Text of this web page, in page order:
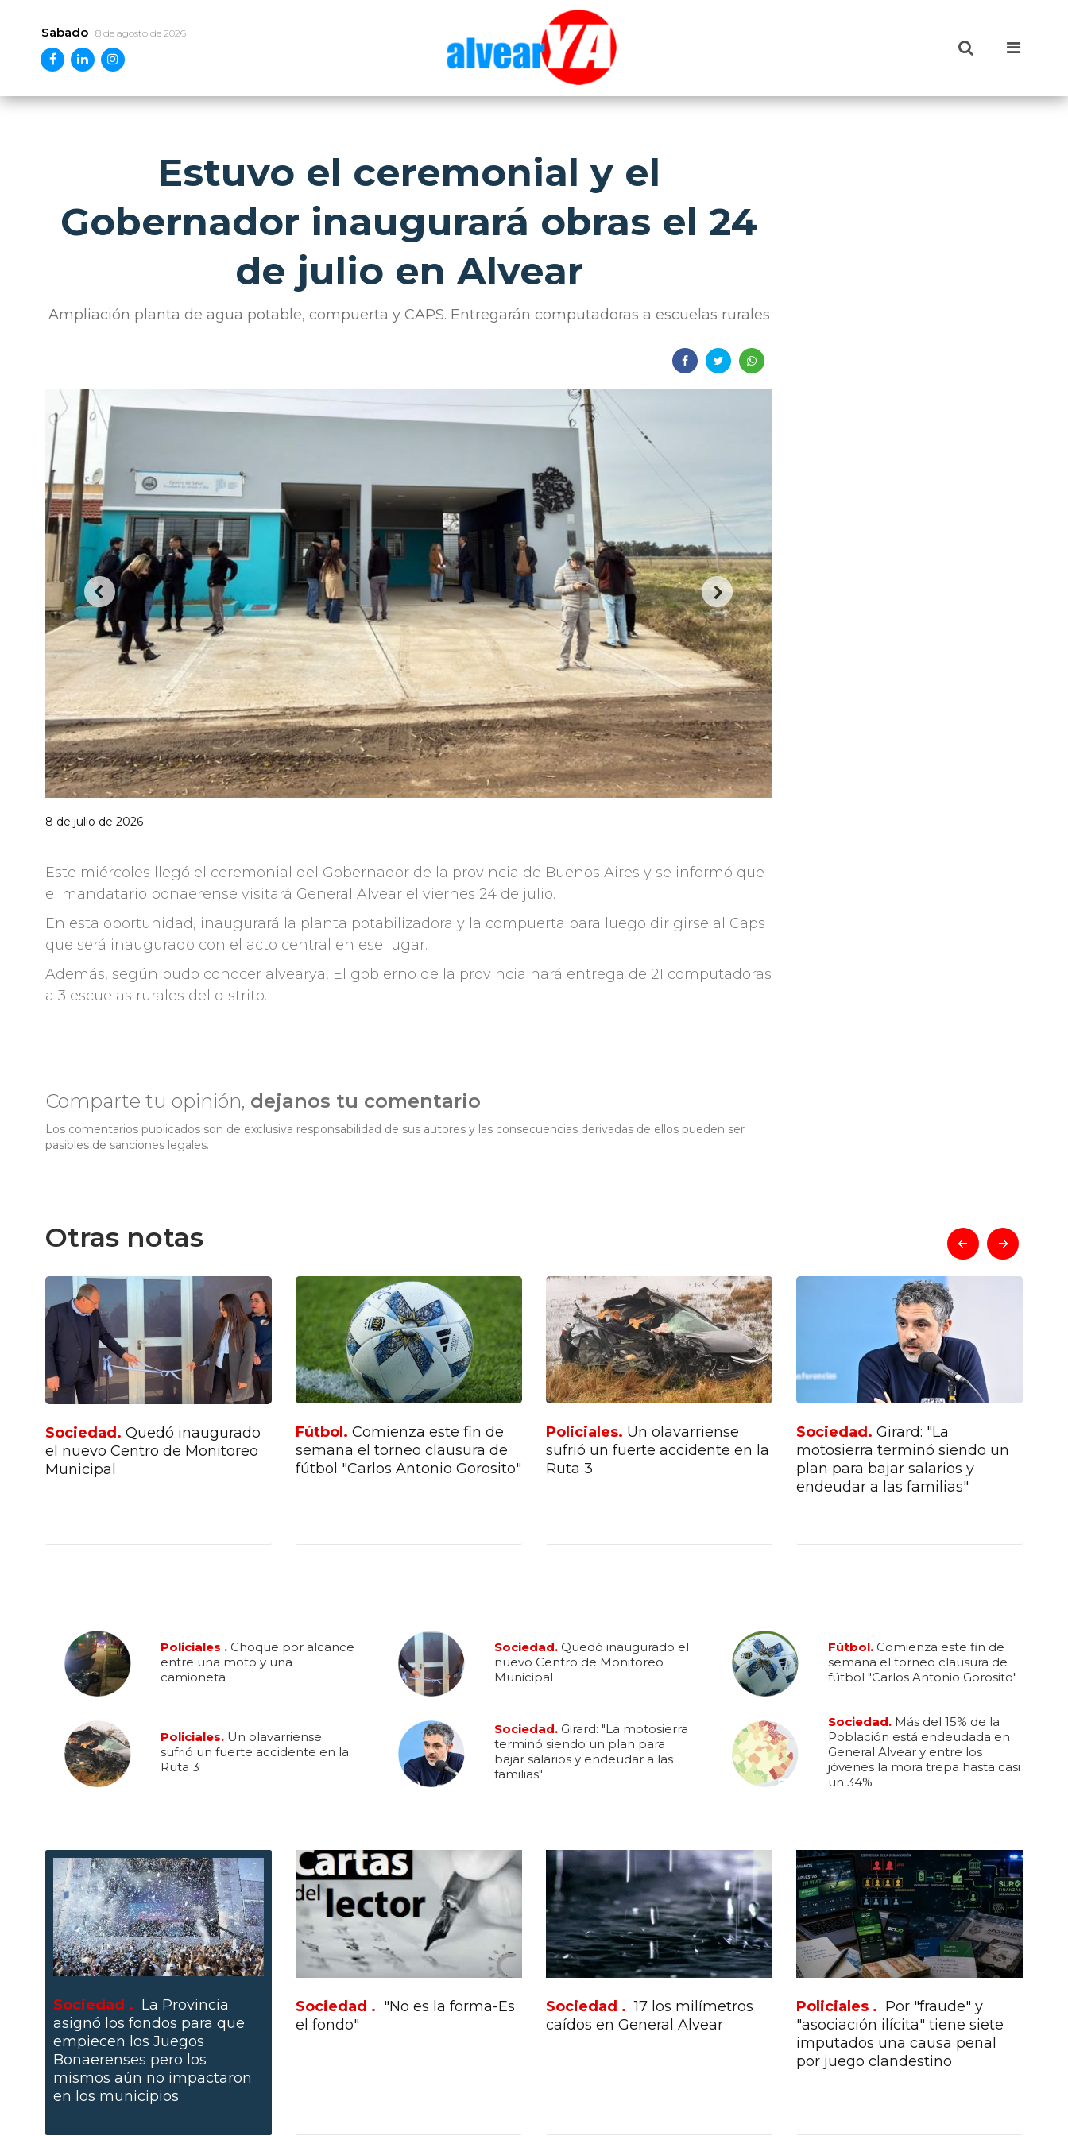
Sabado 8 de agosto de 2026
Estuvo el ceremonial y el
Gobernador inaugurará obras el 24
de julio en Alvear
Ampliación planta de agua potable, compuerta y CAPS. Entregarán computadoras a escuelas rurales
8 de julio de 2026
Este miércoles llegó el ceremonial del Gobernador de la provincia de Buenos Aires y se informó que
el mandatario bonaerense visitará General Alvear el viernes 24 de julio.
En esta oportunidad, inaugurará la planta potabilizadora y la compuerta para luego dirigirse al Caps
que será inaugurado con el acto central en ese lugar.
Además, según pudo conocer alvearya, El gobierno de la provincia hará entrega de 21 computadoras
a 3 escuelas rurales del distrito.
Comparte tu opinión, dejanos tu comentario
Los comentarios publicados son de exclusiva responsabilidad de sus autores y las consecuencias derivadas de ellos pueden ser
pasibles de sanciones legales.
Otras notas
Sociedad. Quedó inaugurado
el nuevo Centro de Monitoreo
Municipal
Fútbol. Comienza este fin de
semana el torneo clausura de
fútbol "Carlos Antonio Gorosito"
Policiales. Un olavarriense
sufrió un fuerte accidente en la
Ruta 3
Sociedad. Girard: "La
motosierra terminó siendo un
plan para bajar salarios y
endeudar a las familias"
prev next
Policiales . Choque por alcance
entre una moto y una
camioneta
Sociedad. Quedó inaugurado el
nuevo Centro de Monitoreo
Municipal
Fútbol. Comienza este fin de
semana el torneo clausura de
fútbol "Carlos Antonio Gorosito"
Policiales. Un olavarriense
sufrió un fuerte accidente en la
Ruta 3
Sociedad. Girard: "La motosierra
terminó siendo un plan para
bajar salarios y endeudar a las
familias"
Sociedad. Más del 15% de la
Población está endeudada en
General Alvear y entre los
jóvenes la mora trepa hasta casi
un 34%
Sociedad . La Provincia
asignó los fondos para que
empiecen los Juegos
Bonaerenses pero los
mismos aún no impactaron
en los municipios
Sociedad . "No es la forma-Es
el fondo"
Sociedad . 17 los milímetros
caídos en General Alvear
Policiales . Por "fraude" y
"asociación ilícita" tiene siete
imputados una causa penal
por juego clandestino